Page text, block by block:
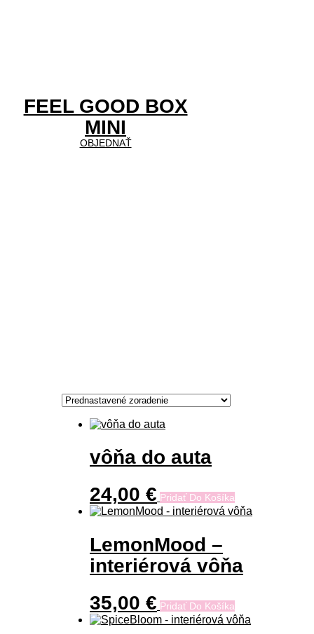
FEEL GOOD BOX
MINI
OBJEDNAŤ
vôňa do auta
24,00 € Pridať Do Košíka
LemonMood –
interiérová vôňa
35,00 € Pridať Do Košíka